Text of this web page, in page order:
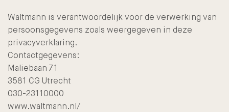
Waltmann is verantwoordelijk voor de verwerking van
persoonsgegevens zoals weergegeven in deze
privacyverklaring.
Contactgegevens:
Maliebaan 71
3581 CG Utrecht
030-23110000
www.waltmann.nl/